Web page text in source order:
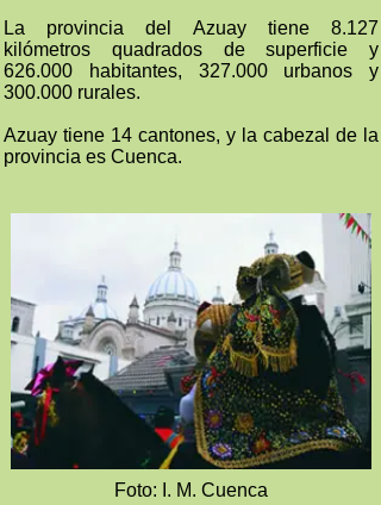
La provincia del Azuay tiene 8.127
kilómetros quadrados de superficie y
626.000 habitantes, 327.000 urbanos y
300.000 rurales.
Azuay tiene 14 cantones, y la cabezal de la
provincia es Cuenca.
Foto: I. M. Cuenca